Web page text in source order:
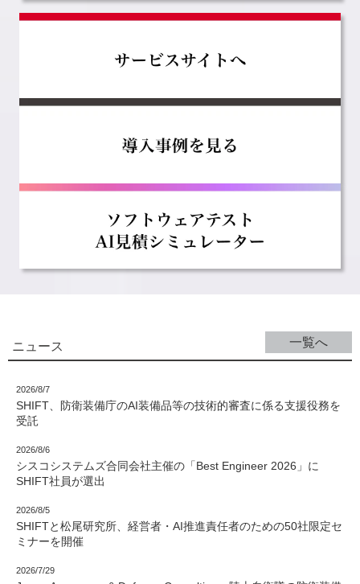
ニュース 一覧へ
2026/8/7
SHIFT、防衛装備庁のAI装備品等の技術的審査に係る支援役務を
受託
2026/8/6
シスコシステムズ合同会社主催の「Best Engineer 2026」に
SHIFT社員が選出
2026/8/5
SHIFTと松尾研究所、経営者・AI推進責任者のための50社限定セ
ミナーを開催
2026/7/29